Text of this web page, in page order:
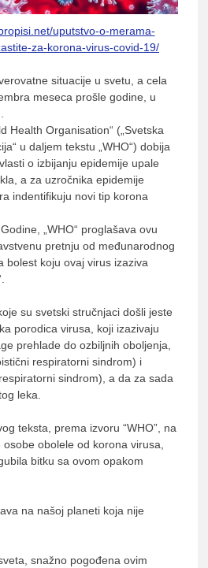
uputstvo-o-merama-
za-korona-virus-covid-19/
situacije u svetu, a cela
meseca prošle godine, u
Health Organisation“ („Svetska
u daljem tekstu „WHO“) dobija
o izbijanju epidemije upale
a za uzročnika epidemije
indentifikuju novi tip korona
„WHO“ proglašava ovu
pretnju od međunarodnog
bolest koju ovaj virus izaziva
su svetski stručnjaci došli jeste
porodica virusa, koji izazivaju
prehlade do ozbiljnih oboljenja,
respiratorni sindrom) i
sindrom), a da za sada
leka.
teksta, prema izvoru “WHO”, na
obolele od korona virusa,
bitku sa ovom opakom
na našoj planeti koja nije
snažno pogođena ovim